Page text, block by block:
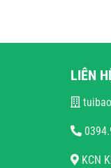
LIÊN
KCN